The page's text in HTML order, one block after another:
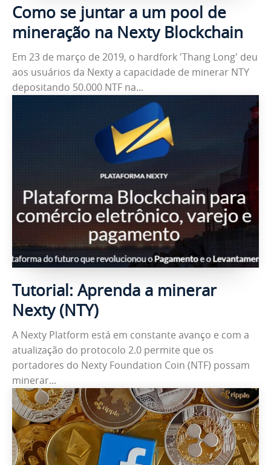
Como se juntar a um pool de
mineração na Nexty Blockchain
Em 23 de março de 2019, o hardfork 'Thang Long' deu
aos usuários da Nexty a capacidade de minerar NTY
depositando 50.000 NTF na...
Tutorial: Aprenda a minerar
Nexty (NTY)
A Nexty Platform está em constante avanço e com a
atualização do protocolo 2.0 permite que os
portadores do Nexty Foundation Coin (NTF) possam
minerar...